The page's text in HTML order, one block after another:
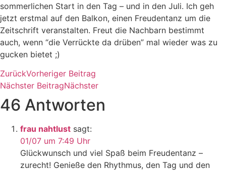
sommerlichen Start in den Tag – und in den Juli. Ich geh
jetzt erstmal auf den Balkon, einen Freudentanz um die
Zeitschrift veranstalten. Freut die Nachbarn bestimmt
auch, wenn “die Verrückte da drüben” mal wieder was zu
gucken bietet ;)
ZurückVorheriger Beitrag
Nächster BeitragNächster
46 Antworten
frau nahtlust sagt:
01/07 um 7:49 Uhr
Glückwunsch und viel Spaß beim Freudentanz –
zurecht! Genieße den Rhythmus, den Tag und den